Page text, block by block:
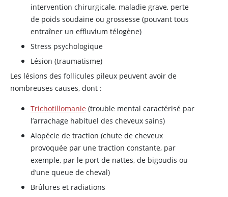
intervention chirurgicale, maladie grave, perte
de poids soudaine ou grossesse (pouvant tous
entraîner un effluvium télogène)
Stress psychologique
Lésion (traumatisme)
Les lésions des follicules pileux peuvent avoir de
nombreuses causes, dont :
Trichotillomanie (trouble mental caractérisé par
l’arrachage habituel des cheveux sains)
Alopécie de traction (chute de cheveux
provoquée par une traction constante, par
exemple, par le port de nattes, de bigoudis ou
d’une queue de cheval)
Brûlures et radiations